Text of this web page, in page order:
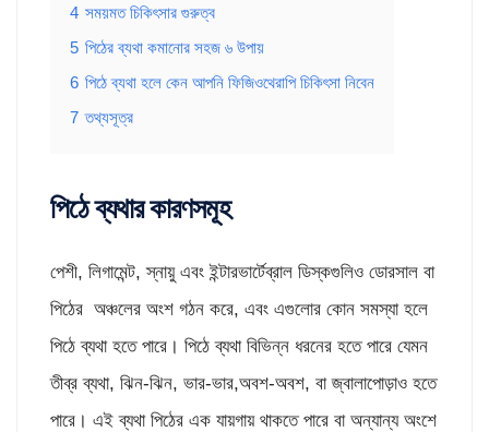
4 সময়মত চিকিৎসার গুরুত্ব
5 পিঠের ব্যথা কমানোর সহজ ৬ উপায়
6 পিঠে ব্যথা হলে কেন আপনি ফিজিওথেরাপি চিকিৎসা নিবেন
7 তথ্যসূত্র
পিঠে ব্যথার কারণসমূহ
পেশী, লিগামেন্ট, স্নায়ু এবং ইন্টারভার্টেব্রাল ডিস্কগুলিও ডোরসাল বা
পিঠের অঞ্চলের অংশ গঠন করে, এবং এগুলোর কোন সমস্যা হলে
পিঠে ব্যথা হতে পারে। পিঠে ব্যথা বিভিন্ন ধরনের হতে পারে যেমন
তীব্র ব্যথা, ঝিন-ঝিন, ভার-ভার,অবশ-অবশ, বা জ্বালাপোড়াও হতে
পারে। এই ব্যথা পিঠের এক যায়গায় থাকতে পারে বা অন্যান্য অংশে